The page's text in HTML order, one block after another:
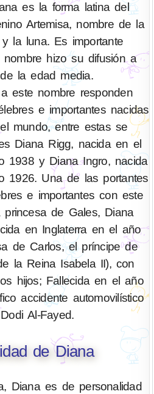
es la forma latina del
Artemisa, nombre de la
la luna. Es importante
hizo su difusión a
la edad media.
este nombre responden
e importantes nacidas
mundo, entre estas se
Diana Rigg, nacida en el
1938 y Diana Ingro, nacida
1926. Una de las portantes
e importantes con este
de Gales, Diana
en Inglaterra en el año
de Carlos, el príncipe de
la Reina Isabela II), con
hijos; Fallecida en el año
accidente automovilístico
Al-Fayed.
de Diana
Diana es de personalidad